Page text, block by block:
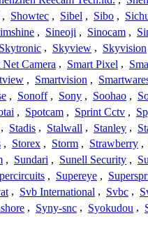
, Showtec , Sibel , Sibo ,
, Sineoji , Sinocam ,
Skytronic , Skyview , Skyvision
Net Camera , Smart Pixel ,
, Smartvision ,
, Sonoff , Sony , Soohao ,
, Spotcam , Sprint Cctv ,
, Stadis , Stalwall , Stanley ,
, Storex , Storm , Strawberry ,
, Sundari , Sunell Security ,
, Supereye ,
, Svb International , Svbc ,
, Syny-snc , Syokudou ,